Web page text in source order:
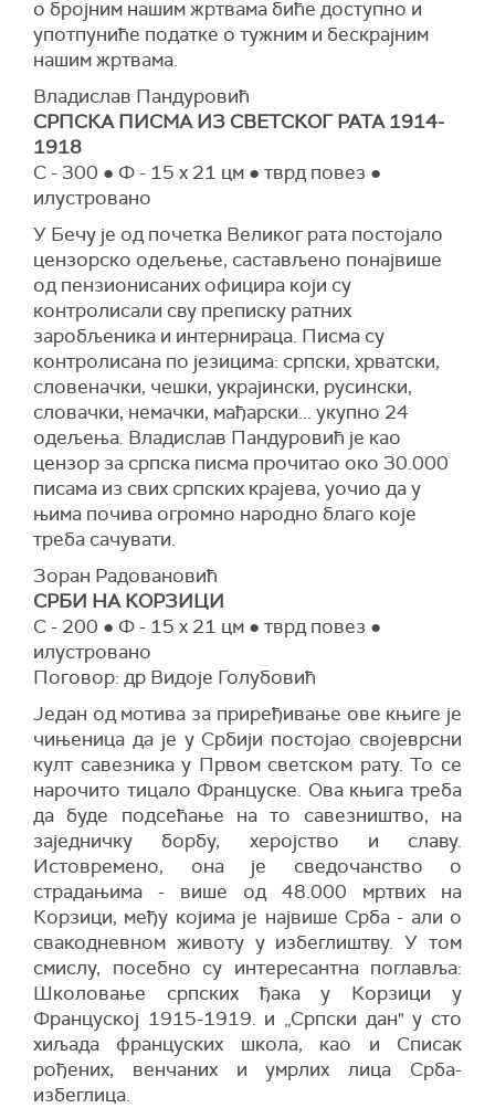
о бројним нашим жртвама биће доступно и
употпуниће податке о тужним и бескрајним
нашим жртвама.
Владислав Пандуровић
СРПСКА ПИСМА ИЗ СВЕТСКОГ РАТА 1914-
1918
С - 300 ● Ф - 15 x 21 цм ● тврд повез ●
илустровано
У Бечу је од почетка Великог рата постојало
цензорско одељење, састављено понајвише
од пензионисаних официра који су
контролисали сву преписку ратних
заробљеника и интернираца. Писма су
контролисана по језицима: српски, хрватски,
словеначки, чешки, украјински, русински,
словачки, немачки, мађарски... укупно 24
одељења. Владислав Пандуровић је као
цензор за српска писма прочитао око 30.000
писама из свих српских крајева, уочио да у
њима почива огромно народно благо које
треба сачувати.
Зоран Радовановић
СРБИ НА КОРЗИЦИ
С - 200 ● Ф - 15 x 21 цм ● тврд повез ●
илустровано
Поговор: др Видоје Голубовић
Један од мотива за приређивање ове књиге је
чињеница да је у Србији постојао својеврсни
култ савезника у Првом светском рату. То се
нарочито тицало Француске. Ова књига треба
да буде подсећање на то савезништво, на
заједничку борбу, херојство и славу.
Истовремено, она је сведочанство о
страдањима - више од 48.000 мртвих на
Корзици, међу којима је највише Срба - али о
свакодневном животу у избеглиштву. У том
смислу, посебно су интересантна поглавља:
Школовање српских ђака у Корзици у
Француској 1915-1919. и „Српски дан" у сто
хиљада француских школа, као и Списак
рођених, венчаних и умрлих лица Срба-
избеглица.